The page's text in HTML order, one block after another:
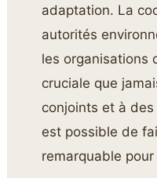
adaptation. La
autorités
les organisations
cruciale que
conjoints et à
est possible de
remarquable